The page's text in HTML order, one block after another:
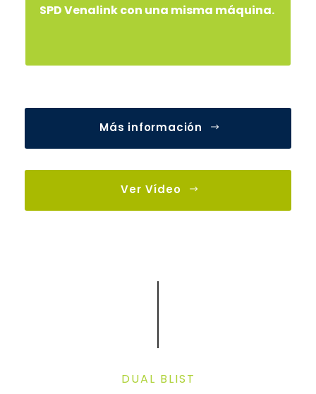
SPD Venalink con una misma máquina.
Más información
Ver Vídeo
DUAL BLIST